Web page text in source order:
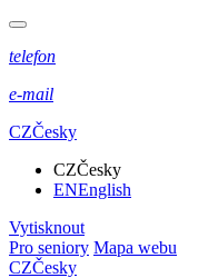
telefon
e-mail
CZČesky
CZČesky
ENEnglish
Vytisknout
Pro seniory Mapa webu
CZČesky